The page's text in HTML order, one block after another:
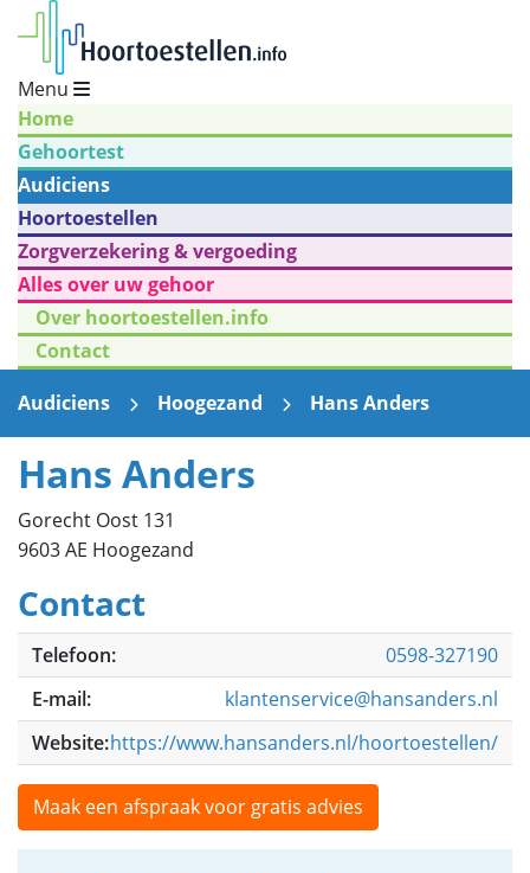
Menu
Home
Gehoortest
Audiciens
Hoortoestellen
Zorgverzekering & vergoeding
Alles over uw gehoor
Over hoortoestellen.info
Contact
Audiciens
Hoogezand Hans Anders
Hans Anders
Gorecht Oost 131
9603 AE Hoogezand
Contact
Telefoon:
0598-327190
E-mail:
klantenservice@hansanders.nl
Website:https://www.hansanders.nl/hoortoestellen/
Maak een afspraak voor gratis advies